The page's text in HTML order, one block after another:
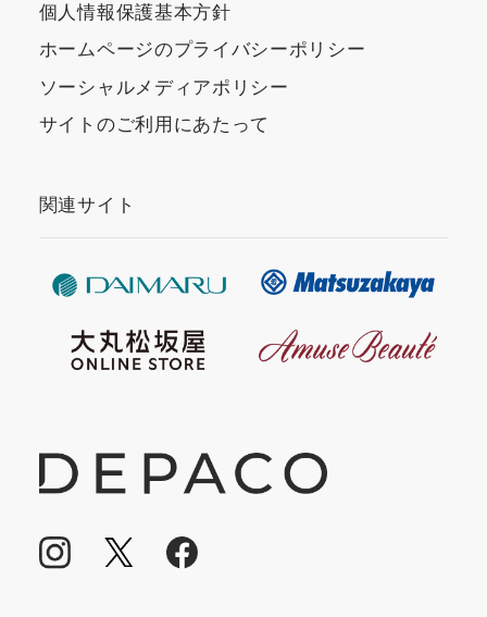
個人情報保護基本方針
ホームページのプライバシーポリシー
ソーシャルメディアポリシー
サイトのご利用にあたって
関連サイト